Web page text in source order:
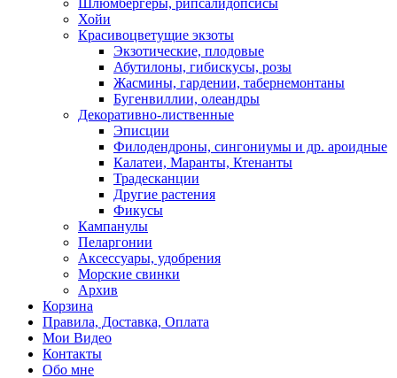
Хойи
Красивоцветущие экзоты
Экзотические, плодовые
Абутилоны, гибискусы, розы
Жасмины, гардении, табернемонтаны
Бугенвиллии, олеандры
Декоративно-лиственные
Эписции
Филодендроны, сингониумы и др. ароидные
Калатеи, Маранты, Ктенанты
Традесканции
Другие растения
Фикусы
Кампанулы
Пеларгонии
Аксессуары, удобрения
Морские свинки
Архив
Корзина
Правила, Доставка, Оплата
Мои Видео
Контакты
Обо мне